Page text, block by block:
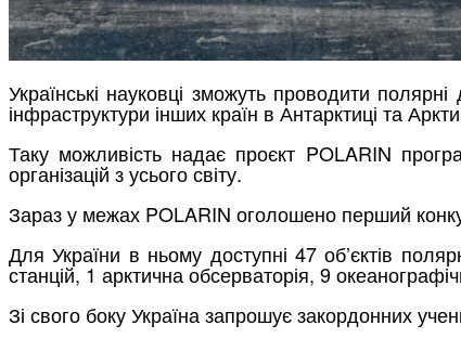
Українські науковці зможуть проводити
інфраструктури інших країн в Антарктиці та
Таку можливість надає проєкт POLARIN
організацій з усього світу.
Зараз у межах POLARIN оголошено перший
Для України в ньому доступні 47 об’єктів
станцій, 1 арктична обсерваторія, 9
Зі свого боку Україна запрошує закордонних